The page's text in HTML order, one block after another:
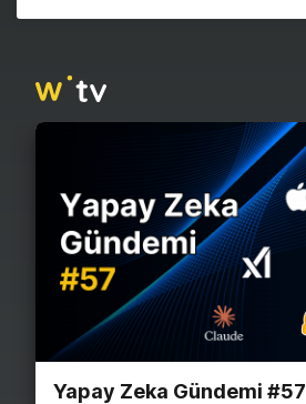
Yapay Zeka Gündemi #57